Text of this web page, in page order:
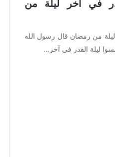
في آخر ليلة من
ليلة من رمضان قال رسول الله
ليلة القدر في آخر…